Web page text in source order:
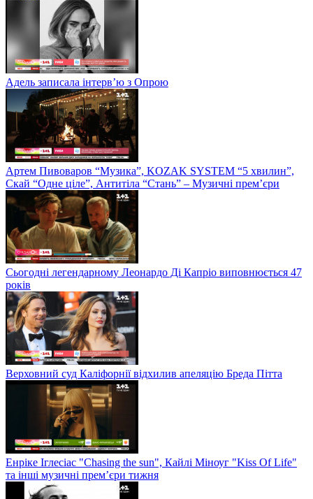
Адель записала інтерв’ю з Опрою
Артем Пивоваров “Музика”, KOZAK SYSTEM “5 хвилин”,
Скай “Одне ціле”, Антитіла “Стань” – Музичні прем’єри
Сьогодні легендарному Леонардо Ді Капріо виповнюється 47
років
Верховний суд Каліфорнії відхилив апеляцію Бреда Пітта
Енріке Іглесіас "Chasing the sun", Кайлі Міноуг "Kiss Of Life"
та інші музичні прем’єри тижня